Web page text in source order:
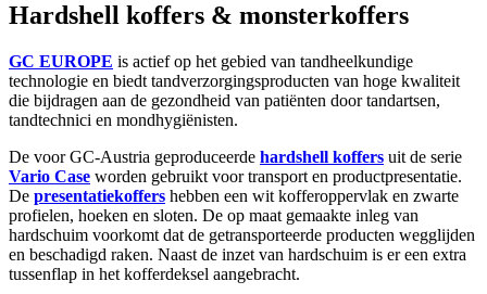
Hardshell koffers & monsterkoffers
GC EUROPE is actief op het gebied van tandheelkundige
technologie en biedt tandverzorgingsproducten van hoge kwaliteit
die bijdragen aan de gezondheid van patiënten door tandartsen,
tandtechnici en mondhygiënisten.
De voor GC-Austria geproduceerde hardshell koffers uit de serie
Vario Case worden gebruikt voor transport en productpresentatie.
De presentatiekoffers hebben een wit kofferoppervlak en zwarte
profielen, hoeken en sloten. De op maat gemaakte inleg van
hardschuim voorkomt dat de getransporteerde producten wegglijden
en beschadigd raken. Naast de inzet van hardschuim is er een extra
tussenflap in het kofferdeksel aangebracht.